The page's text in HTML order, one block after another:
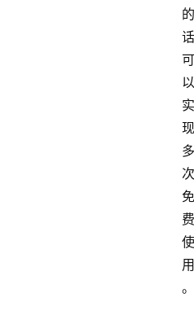
的
话
可
以
实
现
多
次
免
费
使
用
。